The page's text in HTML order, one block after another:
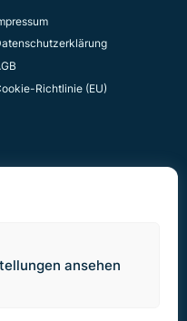
ansehen
Richtlinie (EU)